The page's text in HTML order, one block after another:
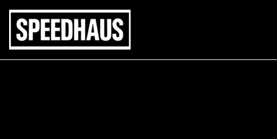
Siirry
sisältöön